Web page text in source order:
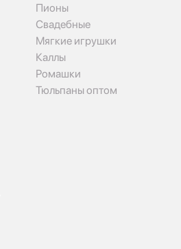
Пионы
Свадебные
Мягкие игрушки
Каллы
Ромашки
Тюльпаны оптом